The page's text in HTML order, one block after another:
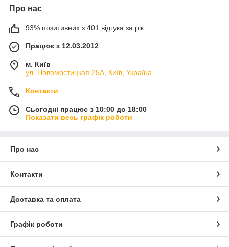
Про нас
93% позитивних з 401 відгука за рік
Працює з 12.03.2012
м. Київ
ул. Новомостицкая 25А, Київ, Україна
Контакти
Сьогодні працює з 10:00 до 18:00
Показати весь графік роботи
Про нас
Контакти
Доставка та оплата
Графік роботи